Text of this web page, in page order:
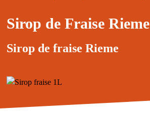
Sirop de Fraise Rieme
Sirop de fraise Rieme